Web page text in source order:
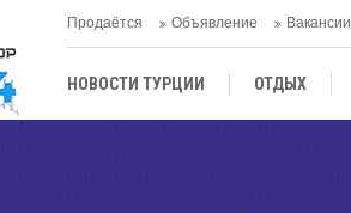
Продаётся Объявление Вакансии
НОВОСТИ ТУРЦИИ ОТДЫХ